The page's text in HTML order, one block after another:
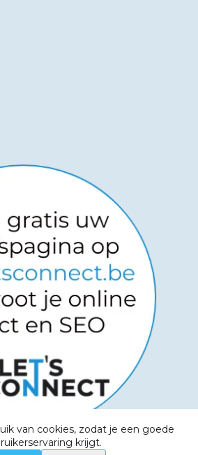
van cookies, zodat je een goede
krijgt.
2026-Powered by